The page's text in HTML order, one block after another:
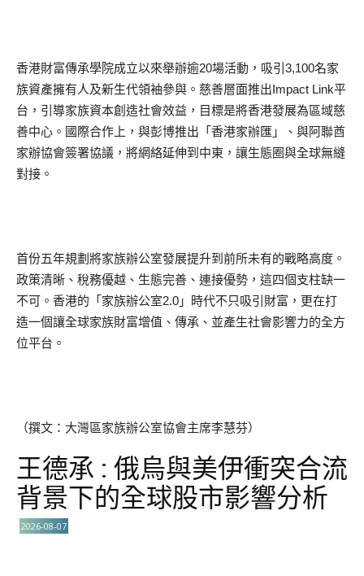
香港財富傳承學院成立以來舉辦逾20場活動，吸引3,100名家
族資產擁有人及新生代領袖參與。慈善層面推出Impact Link平
台，引導家族資本創造社會效益，目標是將香港發展為區域慈
善中心。國際合作上，與彭博推出「香港家辦匯」、與阿聯酋
家辦協會簽署協議，將網絡延伸到中東，讓生態圈與全球無縫
對接。
首份五年規劃將家族辦公室發展提升到前所未有的戰略高度。
政策清晰、稅務優越、生態完善、連接優勢，這四個支柱缺一
不可。香港的「家族辦公室2.0」時代不只吸引財富，更在打
造一個讓全球家族財富增值、傳承、並產生社會影響力的全方
位平台。
（撰文：大灣區家族辦公室協會主席李慧芬）
王德承 : 俄烏與美伊衝突合流
背景下的全球股市影響分析
2026-08-07